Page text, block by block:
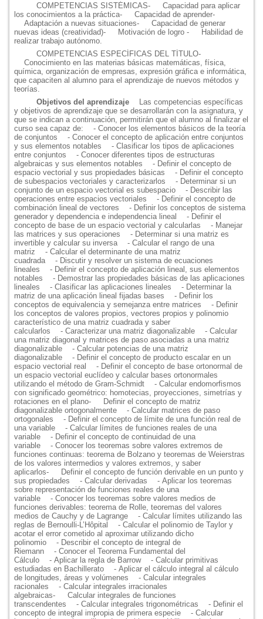
COMPETENCIAS SISTÉMICAS-
Capacidad para aplicar
los conocimientos a la práctica- Capacidad de aprender-
Adaptación a nuevas situaciones-
Capacidad de generar
nuevas ideas (creatividad)- Motivación de logro-
Habilidad de
realizar trabajo autónomo.
COMPETENCIAS ESPECÍFICAS DEL TÍTULO-
Conocimiento en las materias básicas matemáticas, física,
química, organización de empresas, expresión gráfica e informática,
que capaciten al alumno para el aprendizaje de nuevos métodos y
teorías.
Objetivos del aprendizaje
Las competencias específicas
y objetivos de aprendizaje que se desarrollarán con la asignatura, y
que se indican a continuación, permitirán que el alumno al finalizar el
curso sea capaz de:
- Conocer los elementos básicos de la teoría
de conjuntos
- Conocer el concepto de aplicación entre conjuntos
y sus elementos notables
- Clasificar los tipos de aplicaciones
entre conjuntos
- Conocer diferentes tipos de estructuras
algebraicas y sus elementos notables
- Definir el concepto de
espacio vectorial y sus propiedades básicas
- Definir el concepto
de subespacios vectoriales y caracterizarlos
- Determinar si un
conjunto de un espacio vectorial es subespacio
- Describir las
operaciones entre espacios vectoriales
- Definir el concepto de
combinación lineal de vectores
- Definir los conceptos de sistema
generador y dependencia e independencia lineal
- Definir el
concepto de base de un espacio vectorial y calcularlas
- Manejar
las matrices y sus operaciones
- Determinar si una matriz es
invertible y calcular su inversa
- Calcular el rango de una
matriz
- Calcular el determinante de una matriz
cuadrada
- Discutir y resolver un sistema de ecuaciones
lineales
- Definir el concepto de aplicación lineal, sus elementos
notables
- Demostrar las propiedades básicas de las aplicaciones
lineales
- Clasificar las aplicaciones lineales
- Determinar la
matriz de una aplicación lineal fijadas bases
- Definir los
conceptos de equivalencia y semejanza entre matrices
- Definir
los conceptos de valores propios, vectores propios y polinomio
característico de una matriz cuadrada y saber
calcularlos
- Caracterizar una matriz diagonalizable
- Calcular
una matriz diagonal y matrices de paso asociadas a una matriz
diagonalizable
- Calcular potencias de una matriz
diagonalizable
- Definir el concepto de producto escalar en un
espacio vectorial real
- Definir el concepto de base ortonormal de
un espacio vectorial euclídeo y calcular bases ortonormales
utilizando el método de Gram-Schmidt
- Calcular endomorfismos
con significado geométrico: homotecias, proyecciones, simetrías y
rotaciones en el plano-
Definir el concepto de matriz
diagonalizable ortogonalmente
- Calcular matrices de paso
ortogonales
- Definir el concepto de límite de una función real de
una variable
- Calcular límites de funciones reales de una
variable
- Definir el concepto de continuidad de una
variable
- Conocer los teoremas sobre valores extremos de
funciones continuas: teorema de Bolzano y teoremas de Weierstras
de los valores intermedios y valores extremos, y saber
aplicarlos-
Definir el concepto de función derivable en un punto y
sus propiedades
- Calcular derivadas
- Aplicar los teoremas
sobre representación de funciones reales de una
variable
- Conocer los teoremas sobre valores medios de
funciones derivables: teorema de Rolle, teoremas del valores
medios de Cauchy y de Lagrange
- Calcular límites utilizando las
reglas de Bernoulli-L’Hôpital
- Calcular el polinomio de Taylor y
acotar el error cometido al aproximar utilizando dicho
polinomio
- Describir el concepto de integral de
Riemann
- Conocer el Teorema Fundamental del
Cálculo
- Aplicar la regla de Barrow
- Calcular primitivas
estudiadas en Bachillerato
- Aplicar el cálculo integral al cálculo
de longitudes, áreas y volúmenes
- Calcular integrales
racionales
- Calcular integrales irracionales
algebraicas-
Calcular integrales de funciones
transcendentes
- Calcular integrales trigonométricas
- Definir el
concepto de integral impropia de primera especie
- Calcular